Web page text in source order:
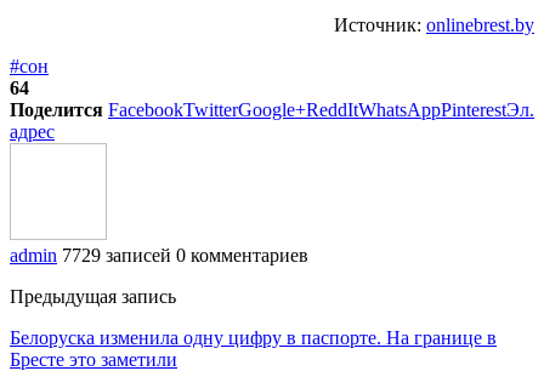
Источник: onlinebrest.by
#сон
64
Поделится FacebookTwitterGoogle+ReddItWhatsAppPinterestЭл.
адрес
admin 7729 записей 0 комментариев
Предыдущая запись
Белоруска изменила одну цифру в паспорте. На границе в
Бресте это заметили